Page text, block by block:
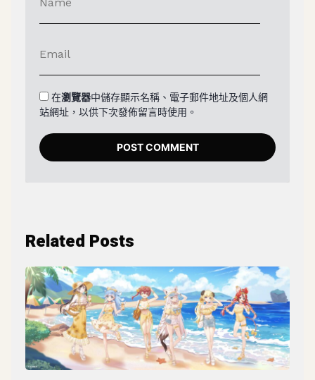
在瀏覽器中儲存顯示名稱、電子郵件地址及個人網
站網址，以供下次發佈留言時使用。
Related Posts